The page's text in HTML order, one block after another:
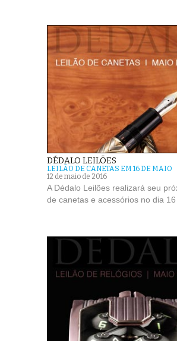
DÉDALO LEILÕES
LEILÃO DE CANETAS EM 16 DE MAIO
12 de maio de 2016
A Dédalo Leilões realizará seu
de canetas e acessórios no dia 16